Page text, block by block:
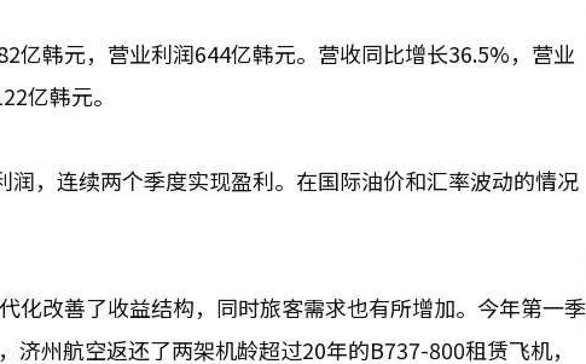
亿韩元，营业利润644亿韩元。营收同比增长36.5%，营业
亿韩元。
，连续两个季度实现盈利。在国际油价和汇率波动的情况
化改善了收益结构，同时旅客需求也有所增加。今年第一季
州航空返还了两架机龄超过20年的B737-800租赁飞机，